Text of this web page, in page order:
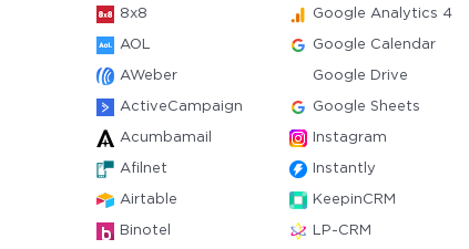
8x8 Google Analytics 4
AOL Google Calendar
AWeber Google Drive
ActiveCampaign Google Sheets
Acumbamail Instagram
Afilnet Instantly
Airtable KeepinCRM
Binotel LP-CRM